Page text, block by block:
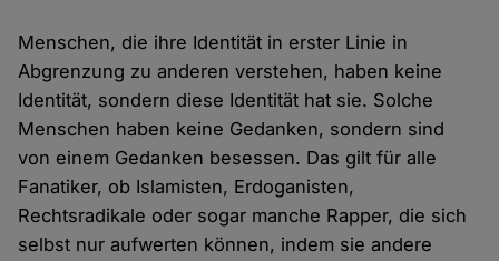
Menschen, die ihre Identität in erster Linie in
Abgrenzung zu anderen verstehen, haben keine
Identität, sondern diese Identität hat sie. Solche
Menschen haben keine Gedanken, sondern sind
von einem Gedanken besessen. Das gilt für alle
Fanatiker, ob Islamisten, Erdoganisten,
Rechtsradikale oder sogar manche Rapper, die sich
selbst nur aufwerten können, indem sie andere